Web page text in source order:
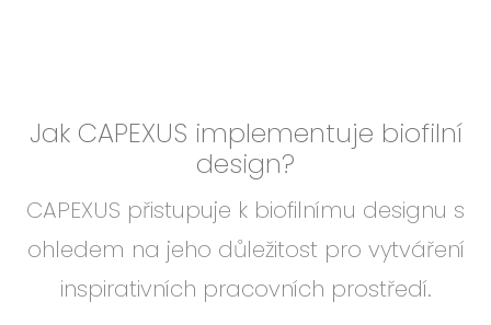
Jak CAPEXUS implementuje biofilní
design?
CAPEXUS přistupuje k biofilnímu designu s
ohledem na jeho důležitost pro vytváření
inspirativních pracovních prostředí.